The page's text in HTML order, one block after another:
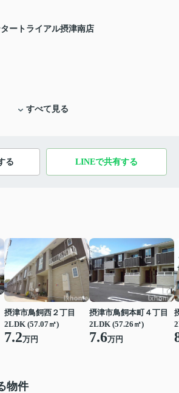
ートライアル摂津南店
すべて見る
る LINEで共有する
摂津市鳥飼西２丁目
2LDK (57.07㎡)
7.2万円
摂津市鳥飼本町４丁目
2LDK (57.26㎡)
7.6万円
物件